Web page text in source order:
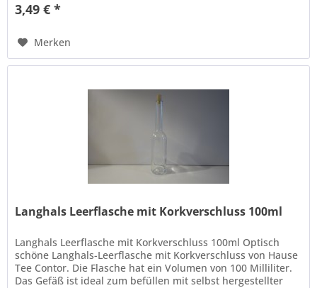
3,49 € *
Merken
Langhals Leerflasche mit Korkverschluss 100ml
Langhals Leerflasche mit Korkverschluss 100ml Optisch
schöne Langhals-Leerflasche mit Korkverschluss von Hause
Tee Contor. Die Flasche hat ein Volumen von 100 Milliliter.
Das Gefäß ist ideal zum befüllen mit selbst hergestellter